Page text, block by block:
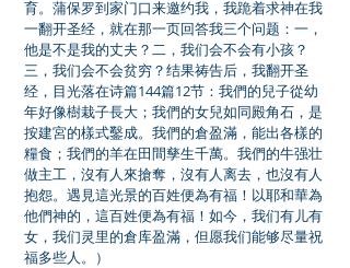
育。蒲保罗到家门口来邀约我，我跪着求神在我
一翻开圣经，就在那一页回答我三个问题：一，
他是不是我的丈夫？二，我们会不会有小孩？
三，我们会不会贫穷？结果祷告后，我翻开圣
经，目光落在诗篇144篇12节：我們的兒子從幼
年好像樹栽子長大；我們的女兒如同殿角石，是
按建宮的樣式鑿成。我們的倉盈滿，能出各樣的
糧食；我們的羊在田間孳生千萬。我們的牛强壮
做主工，沒有人來搶奪，沒有人离去，也沒有人
抱怨。遇見這光景的百姓便為有福！以耶和華為
他們神的，這百姓便為有福！如今，我们有儿有
女，我们灵里的倉库盈滿，但愿我们能够尽量祝
福多些人。）